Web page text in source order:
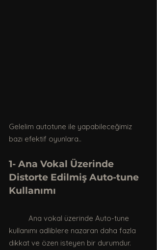
Gelelim autotune ile yapabileceğimiz
bazı efektif oyunlara..
1- Ana Vokal Üzerinde
Distorte Edilmiş Auto-tune
Kullanımı
kullanımı adliblere nazaran daha fazla
dikkat ve özen isteyen bir durumdur.